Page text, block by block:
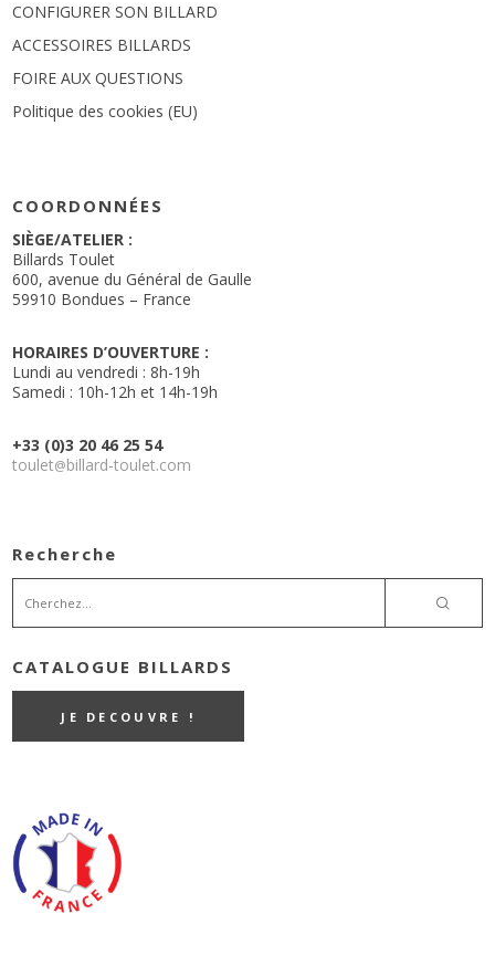
CONFIGURER SON BILLARD
ACCESSOIRES BILLARDS
FOIRE AUX QUESTIONS
Politique des cookies (EU)
COORDONNÉES
SIÈGE/ATELIER :
Billards Toulet
600, avenue du Général de Gaulle
59910 Bondues – France
HORAIRES D’OUVERTURE :
Lundi au vendredi : 8h-19h
Samedi : 10h-12h et 14h-19h
+33 (0)3 20 46 25 54
toulet@billard-toulet.com
Recherche
CATALOGUE BILLARDS
JE DECOUVRE !